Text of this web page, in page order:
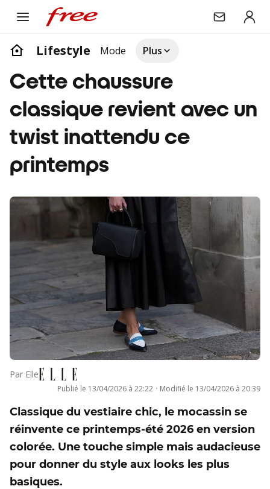
Lifestyle Mode Plus
Cette chaussure
classique revient avec un
twist inattendu ce
printemps
Par Elle
Publié le 13/04/2026 à 22:22 · Modifié le 13/04/2026 à 20:39
Classique du vestiaire chic, le mocassin se
réinvente ce printemps-été 2026 en version
colorée. Une touche simple mais audacieuse
pour donner du style aux looks les plus
basiques.